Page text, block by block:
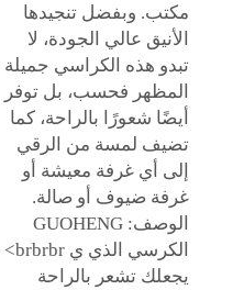
مكتب. وبفضل تنجيدها
الأنيق عالي الجودة، لا
تبدو هذه الكراسي جميلة
المظهر فحسب، بل توفر
أيضًا شعورًا بالراحة، كما
تضيف لمسة من الرقي
إلى أي غرفة معيشة أو
غرفة ضيوف أو صالة.
الوصف: GUOHENG
الكرسي الذي ي brbrbr>
يجعلك تشعر بالراحة